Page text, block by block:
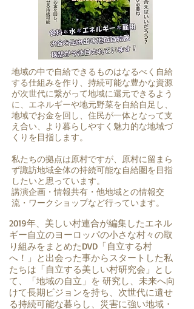
地域の中で自給できるものはなるべく自給
する仕組みを作り、持続可能な豊かな資源
が次世代に繋がって地域に還元できるよう
に、エネルギーや地元野菜を自給自足し、
地域でお金を回し、住民が一体となって支
え合い、より暮らしやすく魅力的な地域づ
くりを目指します。
​私たちの拠点は原村ですが、原村に留まら
ず諏訪地域全体の持続可能な自給圏を目指
したいと思っています。
​講演企画・情報共有・他地域との情報交
流・ワークショップなど行っています。
2019年、美しい村連合が編集したエネル
ギー自立のヨーロッパの小さな村々の取
り組みをまとめたDVD「自立する村
へ！」と出会った事からスタートした私
たちは「自立する美しい村研究会」とし
て、「地域の自立」を 研究し、未来へ向
けて長期ビジョンを持ち、次世代に遺せ
る持続可能な暮らし、災害に強い地域・